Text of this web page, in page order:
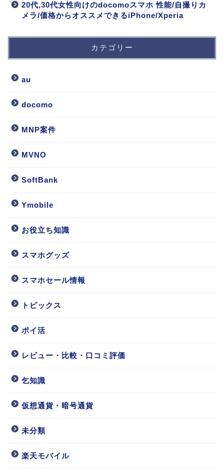
20代,30代女性向けのdocomoスマホ 性能/自撮りカ
メラ/価格からオススメできるiPhone/Xperia
カテゴリー
au
docomo
MNP案件
MVNO
SoftBank
Ymobile
お役立ち知識
スマホグッズ
スマホセール情報
トピックス
ポイ活
レビュー・比較・口コミ評価
乞知識
仮想通貨・暗号通貨
未分類
楽天モバイル